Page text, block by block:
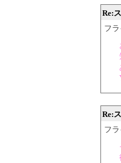
Re:
フ
Re:
フ